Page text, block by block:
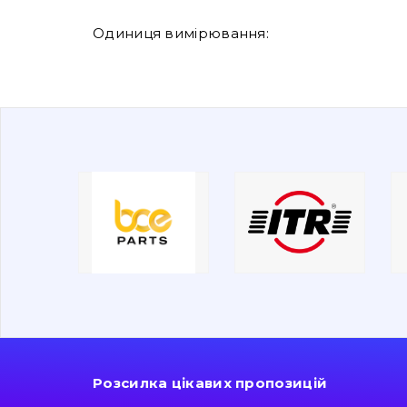
Одиниця вимірювання:
Розсилка цікавих пропозицій